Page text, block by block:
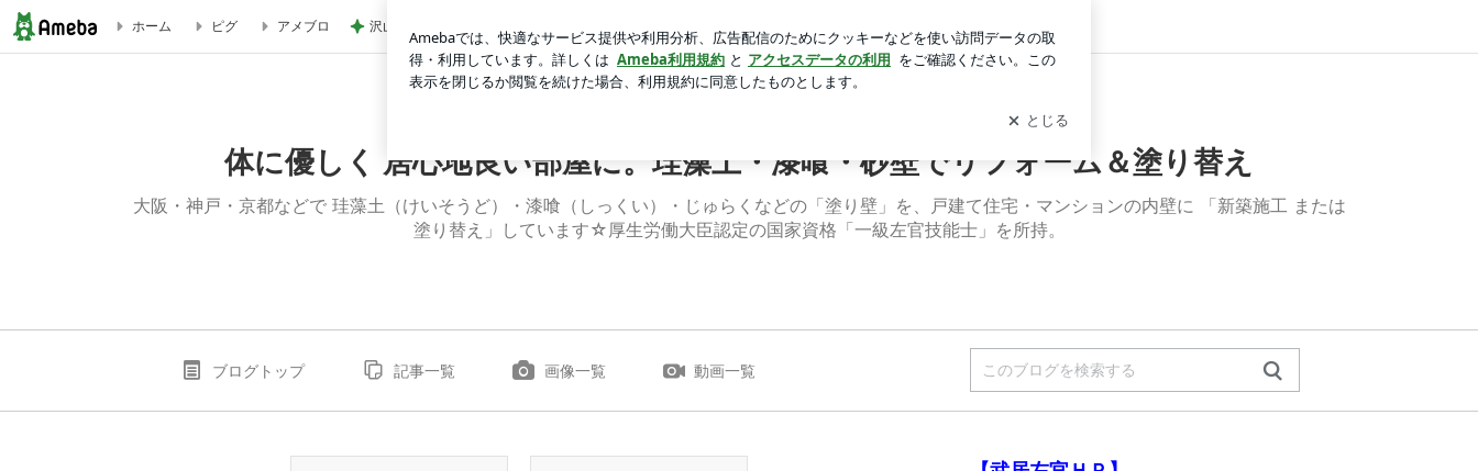
大阪・堺「四国化成の白色じゅらく塗り壁」でリフォーム後 こんなに変わった。 | 体に優しく 居心地良い部屋に。珪藻土・漆喰・砂壁でリフォーム＆塗り替え
ホーム ピグ アメブロ 沢山もらった服を片付けた押入れ ログイン
体に優しく 居心地良い部屋に。珪藻土・漆喰・砂壁でリフォーム＆塗り替え
大阪・神戸・京都などで 珪藻土（けいそうど）・漆喰（しっくい）・じゅらくなどの「塗り壁」を、戸建て住宅・マンションの内壁に 「新築施工 または
塗り替え」しています☆厚生労働大臣認定の国家資格「一級左官技能士」を所持。
ブログトップ 記事一覧 画像一覧 動画一覧